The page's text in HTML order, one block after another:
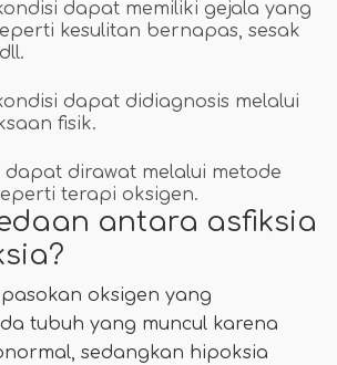
dapat memiliki gejala yang
kesulitan bernapas, sesak
dapat didiagnosis melalui
fisik.
dapat dirawat melalui metode
terapi oksigen.
antara asfiksia
oksigen yang
tubuh yang muncul karena
sedangkan hipoksia